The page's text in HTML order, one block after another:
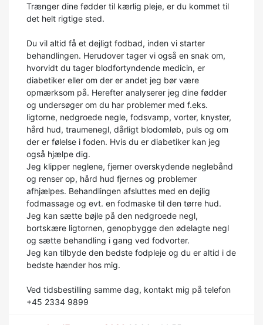
Trænger dine fødder til kærlig pleje, er du kommet til
det helt rigtige sted.
Du vil altid få et dejligt fodbad, inden vi starter
behandlingen. Herudover tager vi også en snak om,
hvorvidt du tager blodfortyndende medicin, er
diabetiker eller om der er andet jeg bør være
opmærksom på. Herefter analyserer jeg dine fødder
og undersøger om du har problemer med f.eks.
ligtorne, nedgroede negle, fodsvamp, vorter, knyster,
hård hud, traumenegl, dårligt blodomløb, puls og om
der er følelse i foden. Hvis du er diabetiker kan jeg
også hjælpe dig.
Jeg klipper neglene, fjerner overskydende neglebånd
og renser op, hård hud fjernes og problemer
afhjælpes. Behandlingen afsluttes med en dejlig
fodmassage og evt. en fodmaske til den tørre hud.
Jeg kan sætte bøjle på den nedgroede negl,
bortskære ligtornen, genopbygge den ødelagte negl
og sætte behandling i gang ved fodvorter.
Jeg kan tilbyde den bedste fodpleje og du er altid i de
bedste hænder hos mig.
Ved tidsbestilling samme dag, kontakt mig på telefon
+45 2334 9899